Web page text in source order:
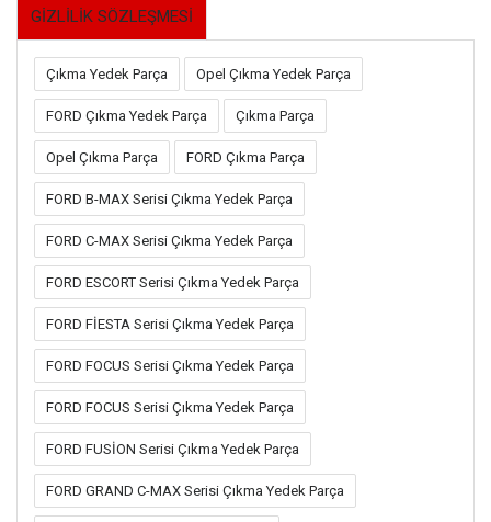
GİZLİLİK SÖZLEŞMESİ
Çıkma Yedek Parça Opel Çıkma Yedek Parça
FORD Çıkma Yedek Parça Çıkma Parça
Opel Çıkma Parça FORD Çıkma Parça
FORD B-MAX Serisi Çıkma Yedek Parça
FORD C-MAX Serisi Çıkma Yedek Parça
FORD ESCORT Serisi Çıkma Yedek Parça
FORD FİESTA Serisi Çıkma Yedek Parça
FORD FOCUS Serisi Çıkma Yedek Parça
FORD FOCUS Serisi Çıkma Yedek Parça
FORD FUSİON Serisi Çıkma Yedek Parça
FORD GRAND C-MAX Serisi Çıkma Yedek Parça